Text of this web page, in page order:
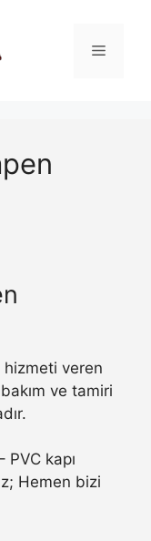
Menü
hizmeti veren
ve tamiri
kapı
Hemen bizi